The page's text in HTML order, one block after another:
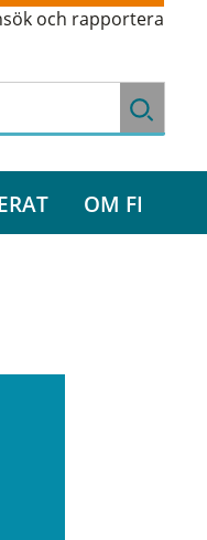
och rapportera
OM FI